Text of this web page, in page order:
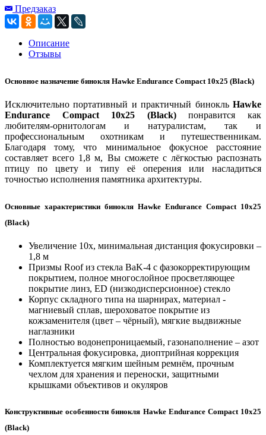
Предзаказ
Описание
Отзывы
Основное назначение бинокля Hawke Endurance Сompact 10x25 (Black)
Исключительно портативный и практичный бинокль Hawke
Endurance Сompact 10x25 (Black)понравится как
любителям-орнитологам и натуралистам, так и
профессиональным охотникам и путешественникам.
Благодаря тому, что минимальное фокусное расстояние
составляет всего 1,8 м, Вы сможете с лёгкостью распознать
птицу по цвету и типу её оперения или насладиться
точностью исполнения памятника архитектуры.
Основные характеристики бинокля Hawke Endurance Сompact 10x25
(Black)
Увеличение 10х, минимальная дистанция фокусировки –
1,8 м
Призмы Roof из стекла BaK-4 с фазокорректирующим
покрытием, полное многослойное просветляющее
покрытие линз, ED (низкодисперсионное) стекло
Корпус складного типа на шарнирах, материал -
магниевый сплав, шероховатое покрытие из
кожзаменителя (цвет – чёрный), мягкие выдвижные
наглазники
Полностью водонепроницаемый, газонаполнение – азот
Центральная фокусировка, диоптрийная коррекция
Комплектуется мягким шейным ремнём, прочным
чехлом для хранения и переноски, защитными
крышками объективов и окуляров
Конструктивные особенности бинокля Hawke Endurance Сompact 10x25
(Black)